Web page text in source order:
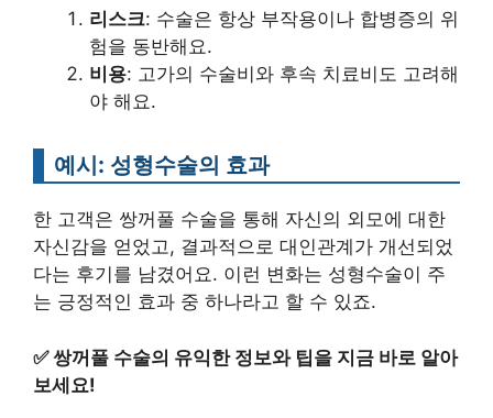
리스크: 수술은 항상 부작용이나 합병증의 위
험을 동반해요.
비용: 고가의 수술비와 후속 치료비도 고려해
야 해요.
예시: 성형수술의 효과
한 고객은 쌍꺼풀 수술을 통해 자신의 외모에 대한
자신감을 얻었고, 결과적으로 대인관계가 개선되었
다는 후기를 남겼어요. 이런 변화는 성형수술이 주
는 긍정적인 효과 중 하나라고 할 수 있죠.
✅ 쌍꺼풀 수술의 유익한 정보와 팁을 지금 바로 알아
보세요!